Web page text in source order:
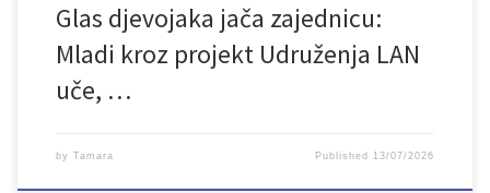
Glas djevojaka jača zajednicu:
Mladi kroz projekt Udruženja LAN
uče, …
by Tamara Published 13/07/2026